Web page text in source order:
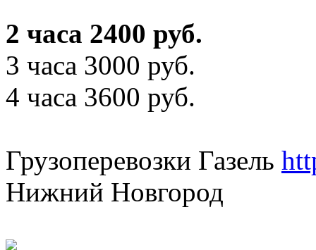
2 часа 2400 руб.
3 часа 3000 руб.
4 часа 3600 руб.
Грузоперевозки Газель
Нижний Новгород